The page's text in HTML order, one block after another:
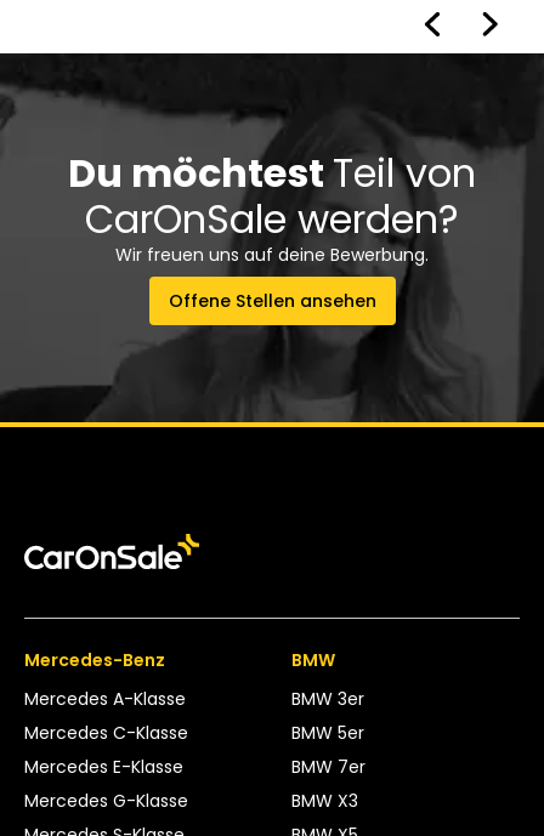
Du möchtestTeil von
CarOnSale werden?
Wir freuen uns auf deine Bewerbung.
Offene Stellen ansehen
Mercedes-Benz
Mercedes A-Klasse
Mercedes C-Klasse
Mercedes E-Klasse
Mercedes G-Klasse
BMW
BMW 3er
BMW 5er
BMW 7er
BMW X3